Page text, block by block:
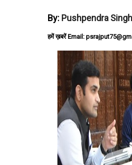
By: Pushpendra
हमें ख़बरें Email: